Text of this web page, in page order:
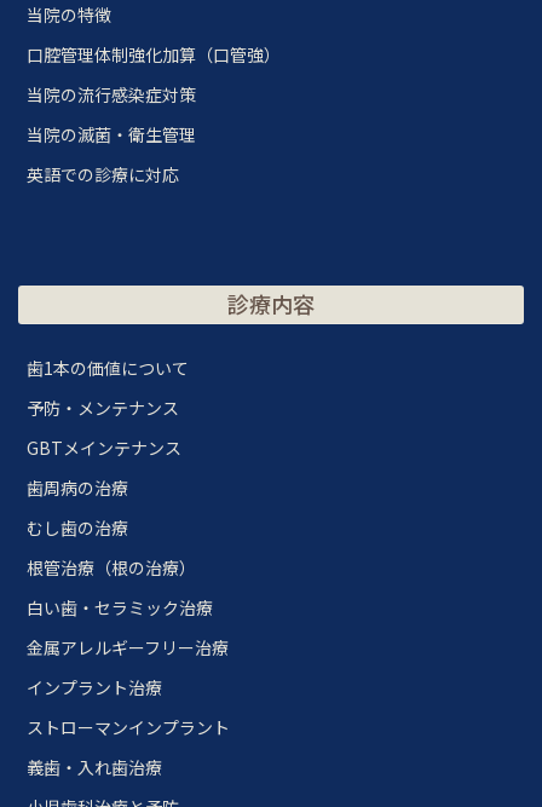
当院の特徴
口腔管理体制強化加算（口管強）
当院の流行感染症対策
当院の滅菌・衛生管理
英語での診療に対応
診療内容
歯1本の価値について
予防・メンテナンス
GBTメインテナンス
歯周病の治療
むし歯の治療
根管治療（根の治療）
白い歯・セラミック治療
金属アレルギーフリー治療
インプラント治療
ストローマンインプラント
義歯・入れ歯治療